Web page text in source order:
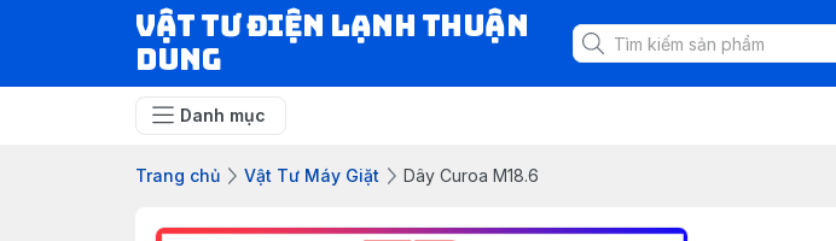
VẬT TƯ ĐIỆN LẠNH THUẬN
DUNG
Danh mục
Trang chủ Vật Tư Máy Giặt Dây Curoa M18.6